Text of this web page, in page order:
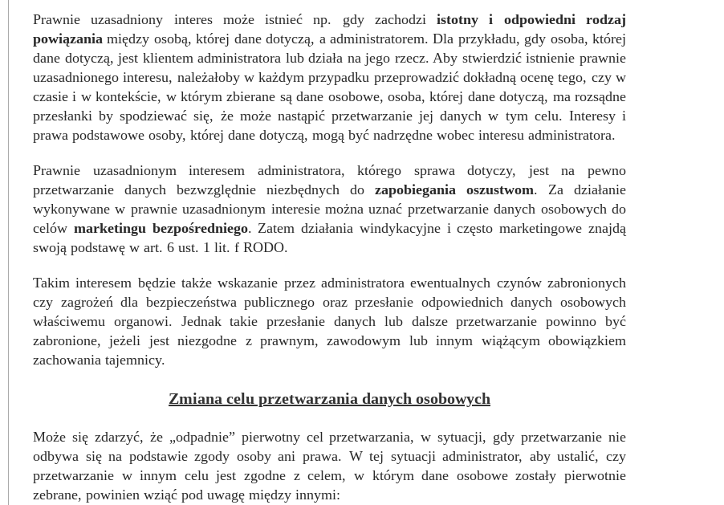
Prawnie uzasadniony interes może istnieć np. gdy zachodziistotny i odpowiedni rodzaj
powiązania między osobą, której dane dotyczą, a administratorem. Dla przykładu, gdy osoba, której
dane dotyczą, jest klientem administratora lub działa na jego rzecz. Aby stwierdzić istnienie prawnie
uzasadnionego interesu, należałoby w każdym przypadku przeprowadzić dokładną ocenę tego, czy w
czasie i w kontekście, w którym zbierane są dane osobowe, osoba, której dane dotyczą, ma rozsądne
przesłanki by spodziewać się, że może nastąpić przetwarzanie jej danych w tym celu. Interesy i
prawa podstawowe osoby, której dane dotyczą, mogą być nadrzędne wobec interesu administratora.
Prawnie uzasadnionym interesem administratora, którego sprawa dotyczy, jest na pewno
przetwarzanie danych bezwzględnie niezbędnych do zapobiegania oszustwom. Za działanie
wykonywane w prawnie uzasadnionym interesie można uznać przetwarzanie danych osobowych do
celów marketingu bezpośredniego. Zatem działania windykacyjne i często marketingowe znajdą
swoją podstawę w art. 6 ust. 1 lit. f RODO.
Takim interesem będzie także wskazanie przez administratora ewentualnych czynów zabronionych
czy zagrożeń dla bezpieczeństwa publicznego oraz przesłanie odpowiednich danych osobowych
właściwemu organowi. Jednak takie przesłanie danych lub dalsze przetwarzanie powinno być
zabronione, jeżeli jest niezgodne z prawnym, zawodowym lub innym wiążącym obowiązkiem
zachowania tajemnicy.
Zmiana celu przetwarzania danych osobowych
Może się zdarzyć, że „odpadnie” pierwotny cel przetwarzania, w sytuacji, gdy przetwarzanie nie
odbywa się na podstawie zgody osoby ani prawa. W tej sytuacji administrator, aby ustalić, czy
przetwarzanie w innym celu jest zgodne z celem, w którym dane osobowe zostały pierwotnie
zebrane, powinien wziąć pod uwagę między innymi: